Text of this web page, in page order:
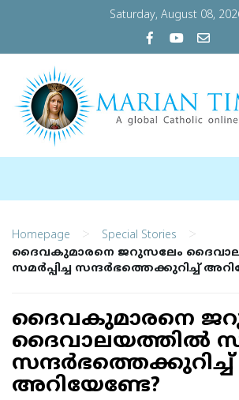
Saturday, August 08,
Homepage > Special Stories >
ദൈവകുമാരനെ ജറുസലേം
സമര്‍പ്പിച്ച സന്ദര്‍ഭത്തെക്കുറിച്ച്
ദൈവകുമാരനെ
ദൈവാലയത്തില്‍
സന്ദര്‍ഭത്തെക്കുറിച്ച്
അറിയേണ്ടേ?